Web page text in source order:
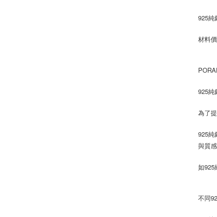
925純
材料
925純
為了
925純
與質感
如925
不同